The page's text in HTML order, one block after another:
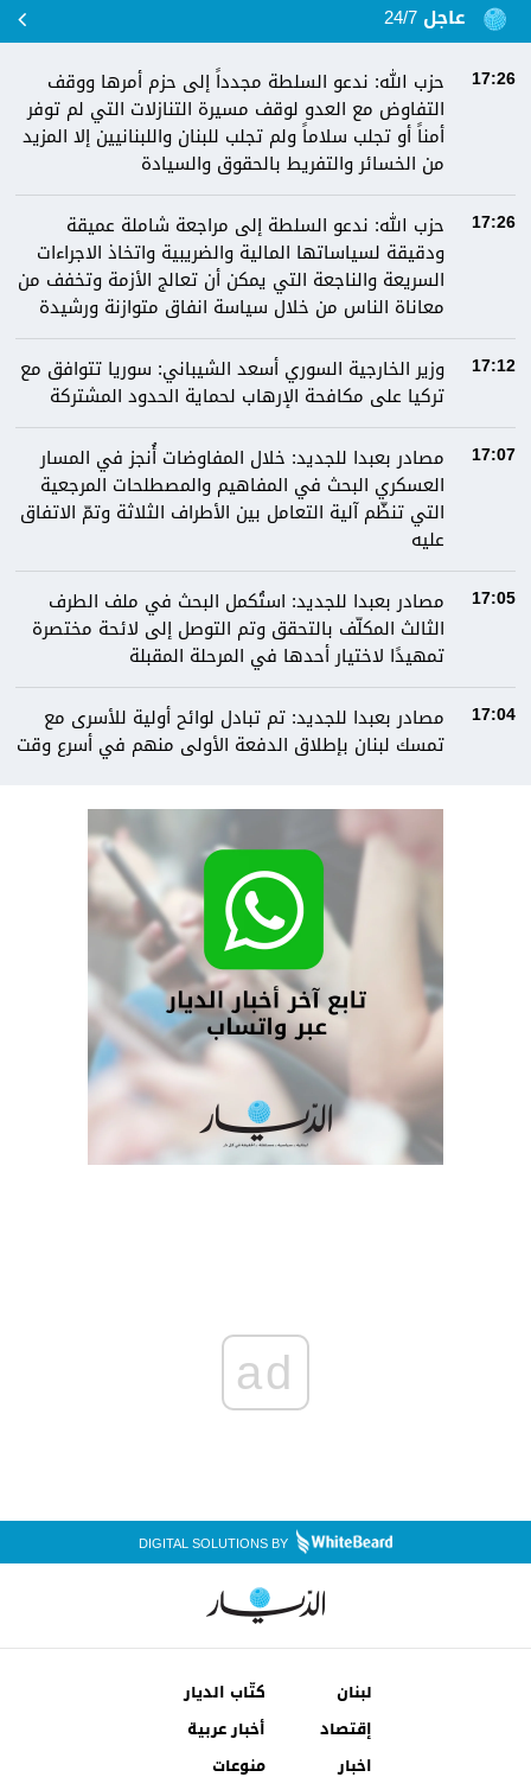
عاجل 24/7
17:26
حزب الله: ندعو السلطة مجدداً إلى حزم أمرها ووقف
التفاوض مع العدو لوقف مسيرة التنازلات التي لم توفر
أمناً أو تجلب سلاماً ولم تجلب للبنان واللبنانيين إلا المزيد
من الخسائر والتفريط بالحقوق والسيادة
17:26
حزب الله: ندعو السلطة إلى مراجعة شاملة عميقة
ودقيقة لسياساتها المالية والضريبية واتخاذ الاجراءات
السريعة والناجعة التي يمكن أن تعالج الأزمة وتخفف من
معاناة الناس من خلال سياسة انفاق متوازنة ورشيدة
17:12
وزير الخارجية السوري أسعد الشيباني: سوريا تتوافق مع
تركيا على مكافحة الإرهاب لحماية الحدود المشتركة
17:07
مصادر بعبدا للجديد: خلال المفاوضات أُنجز في المسار
العسكري البحث في المفاهيم والمصطلحات المرجعية
التي تنظّم آلية التعامل بين الأطراف الثلاثة وتمّ الاتفاق
عليه
17:05
مصادر بعبدا للجديد: استُكمل البحث في ملف الطرف
الثالث المكلّف بالتحقق وتم التوصل إلى لائحة مختصرة
تمهيدًا لاختيار أحدها في المرحلة المقبلة
17:04
مصادر بعبدا للجديد: تم تبادل لوائح أولية للأسرى مع
تمسك لبنان بإطلاق الدفعة الأولى منهم في أسرع وقت
ad
DIGITAL SOLUTIONS BY
لبنان
كتّاب الديار
إقتصاد
أخبار عربية
اخبار
منوعات